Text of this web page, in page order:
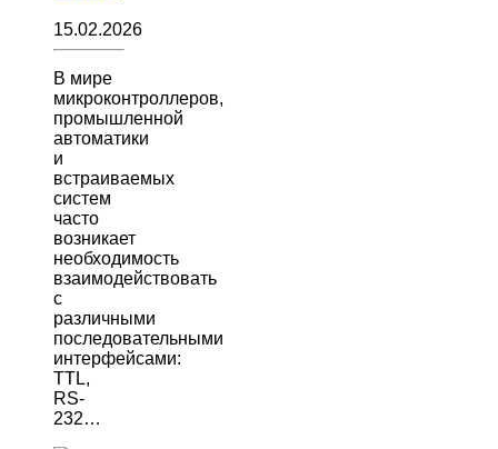
15.02.2026
В мире
микроконтроллеров,
промышленной
автоматики
и
встраиваемых
систем
часто
возникает
необходимость
взаимодействовать
с
различными
последовательными
интерфейсами:
TTL,
RS-
232…